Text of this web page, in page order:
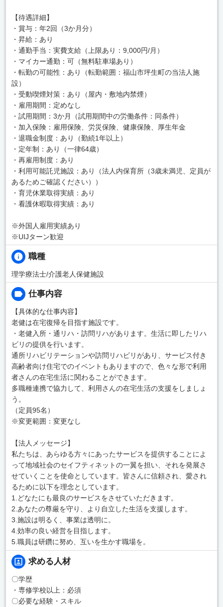
【待遇詳細】
・賞与：年2回（3か月分）
・昇給：あり
・通勤手当：実費支給（上限あり：9,000円/月）
・マイカー通勤：可（無料駐車場あり）
・転勤の可能性：あり（転勤範囲：福山市坪生町の当法人施
設）
・受動喫煙対策：あり（屋内・敷地内禁煙）
・雇用期間：定めなし
・試用期間：3か月（試用期間中の労働条件：同条件）
・加入保険：雇用保険、労災保険、健康保険、厚生年金
・退職金制度：あり（勤続1年以上）
・定年制：あり（一律64歳）
・再雇用制度：あり
・利用可能託児施設：あり（法人内保育所（3歳未満児、定員が
あるためご確認ください））
・育児休業取得実績：あり
・看護休暇取得実績：あり
※外国人雇用実績あり
※UIJターン歓迎
職種
理学療法士/介護老人保健施設
仕事内容
【具体的な仕事内容】
老健は在宅復帰を目指す施設です。
・老健入所・通リハ・訪問リハがあります。生活に即したリハ
ビリの提供を行います。
通所リハビリテーションや訪問リハビリがあり、サービス付き
高齢者向け住宅でのイベントもありますので、色々な形で利用
者さんの在宅生活に関わることができます。
多職種連携で協力して、利用さんの在宅生活の支援をしましょ
う。
（定員95名）
※変更範囲：変更なし
【法人メッセージ】
私たちは、あらゆる方々にあったサービスを提供することによ
って地域社会のセイフティネットの一翼を担い、それを発展さ
せていくことを使命としています。皆さんに信頼され、愛され
るために以下を理念としています。
1.どなたにも最良のサービスをさせていただきます。
2.あなたの尊厳を守り、より自立した生活を支援します。
3.施設は明るく、事業は透明に。
4.効率の良い経営を目指します。
5.職員は研鑽に努め、互いを生かす職場を。
求める人材
〇学歴
・専修学校以上：必須
〇必要な経験・スキル